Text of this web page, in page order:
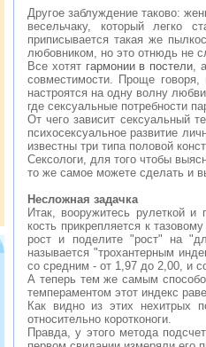
Другое заблуждение таково:
весельчаку, который легко
приписывается такая же
любовником, но это отнюдь не
Все хотят гармонии в постели,
совместимости. Проще
настроятся на одну волну
где сексуальные потребности
От чего зависит сексуальный
психосексуальное развитие
известны три типа половой
Сексологи, для того чтобы
то же самое можете сделать и
Несложная задачка
Итак, вооружитесь рулеткой
кость прикрепляется к
рост и поделите "рост" на
называется "трохантерным
со средним - от 1,97 до 2,00, и
А теперь тем же самым
темпераментом этот индекс
Как видно из этих нехитрых
относительно коротконоги.
Правда, у этого метода